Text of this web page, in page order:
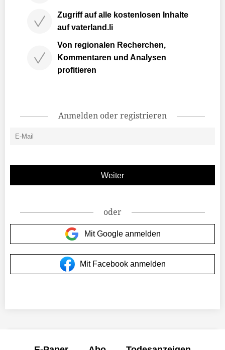
Zugriff auf alle kostenlosen Inhalte
auf vaterland.li
Von regionalen Recherchen,
Kommentaren und Analysen
profitieren
Anmelden oder registrieren
oder
Mit Google anmelden
Mit Facebook anmelden